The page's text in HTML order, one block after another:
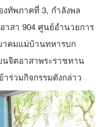
ทัพภาคที่ 3, กำลังพล
สา 904 ศูนย์อำนวยการ
คมแม่บ้านทหารบก
นจิตอาสาพระราชทาน
ร่วมกิจกรรมดังกล่าว